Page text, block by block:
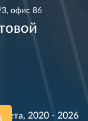
3, офис 86
2020 - 2026